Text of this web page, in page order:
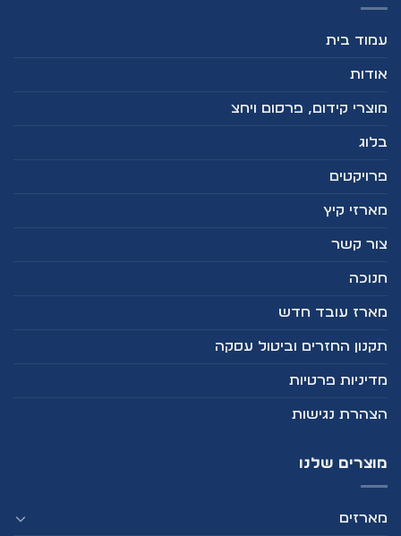
עמוד בית
אודות
מוצרי קידום, פרסום ויחצ
בלוג
פרויקטים
מארזי קיץ
צור קשר
חנוכה
מארז עובד חדש
תקנון החזרים וביטול עסקה
מדיניות פרטיות
הצהרת נגישות
מוצרים שלנו
מארזים